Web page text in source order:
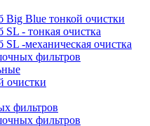
Blue тонкой очистки
- тонкая очистка
-механическая очистка
фильтров
очистки
фильтров
фильтров